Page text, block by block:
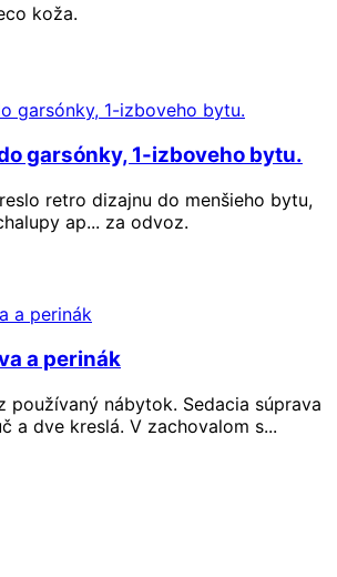
koža.
garsónky, 1-izboveho bytu.
retro dizajnu do menšieho bytu,
ap... za odvoz.
a perinák
používaný nábytok. Sedacia súprava
a dve kreslá. V zachovalom s...